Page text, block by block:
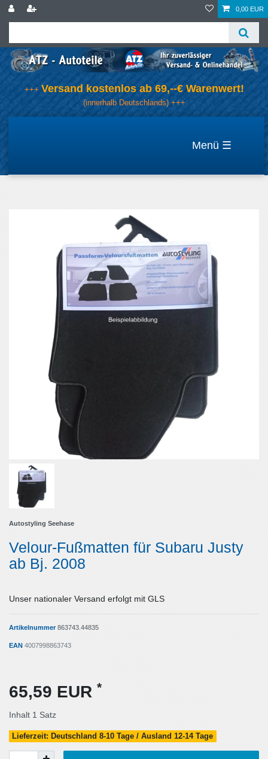
0,00 EUR
+++ Versand kostenlos ab 69,--€ Warenwert!
(innerhalb Deutschlands) +++
☰
Autostyling Seehase
Velour-Fußmatten für Subaru Justy
ab Bj. 2008
Unser nationaler Versand erfolgt mit GLS
Artikelnummer863743.44835
EAN 4007998863743
65,59 EUR *
Inhalt 1 Satz
Lieferzeit: Deutschland 8-10 Tage / Ausland 12-14 Tage